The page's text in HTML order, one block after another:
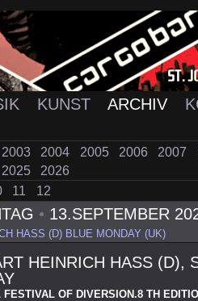
KUNST ARCHIV
2003 2004 2005 2006 2007
2025
2026
11 12
• 13.SEPTEMBER
HASS (D) BLUE MONDAY (UK)
HEINRICH HASS (D),
OF DIVERSION.8 TH